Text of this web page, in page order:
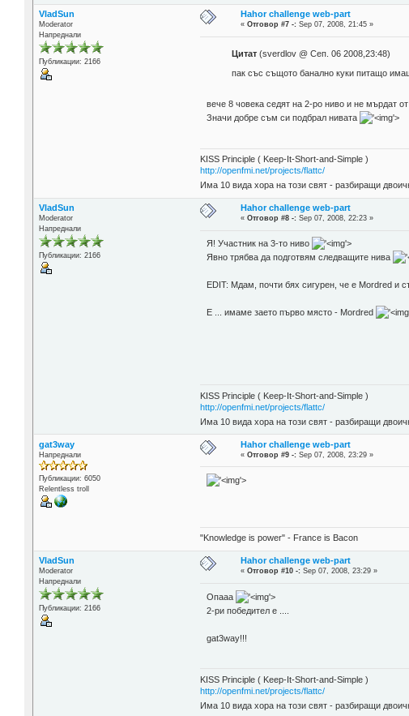
VladSun
Moderator
Напреднали
Публикации: 2166
Hahor challenge web-part
«Отговор #7 -: Sep 07, 2008, 21:45 »
Цитат(sverdlov @ Сеп. 06 2008,23:48)
пак със същото банално куки питащо
вече 8 човека седят на 2-ро ниво и не мърдат от
Значи добре съм си подбрал нивата
'>
KISS Principle ( Keep-It-Short-and-Simple )
http://openfmi.net/projects/flattc/
Има 10 вида хора на този свят - разбиращи
VladSun
Moderator
Напреднали
Публикации: 2166
Hahor challenge web-part
«Отговор #8 -: Sep 07, 2008, 22:23 »
Я! Участник на 3-то ниво
'>
Явно трябва да подготвям следващите нива
EDIT: Мдам, почти бях сигурен, че е Mordred и
E ... имаме заето първо място - Mordred
KISS Principle ( Keep-It-Short-and-Simple )
http://openfmi.net/projects/flattc/
Има 10 вида хора на този свят - разбиращи
gat3way
Напреднали
Публикации: 6050
Relentless troll
Hahor challenge web-part
«Отговор #9 -: Sep 07, 2008, 23:29 »
'>
"Knowledge is power" - France is Bacon
VladSun
Moderator
Напреднали
Публикации: 2166
Hahor challenge web-part
«Отговор #10 -: Sep 07, 2008, 23:29 »
Опааа
'>
2-ри победител е ....
gat3way!!!
KISS Principle ( Keep-It-Short-and-Simple )
http://openfmi.net/projects/flattc/
Има 10 вида хора на този свят - разбиращи